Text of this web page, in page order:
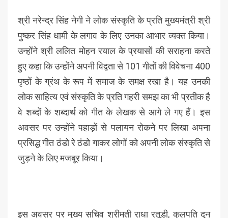
श्री नरेन्द्र सिंह नेगी ने लोक संस्कृति के प्रति मुख्यमंत्री श्री
पुष्कर सिंह धामी के लगाव के लिए उनका आभार व्यक्त किया।
उन्होंने श्री ललित मोहन रयाल के प्रयासों की सराहना करते
हुए कहा कि उन्होंने अपनी विद्वता से 101 गीतों की विवेचना 400
पृष्ठों के ग्रंथ के रूप में समाज के समक्ष रखा है। यह उनकी
लोक साहित्य एवं संस्कृति के प्रति गहरी समझ का भी प्रतीक है
वे शब्दों के शब्दार्थ को गीत के लेखक से आगे ले गए हैं। इस
अवसर पर उन्होंने पहाड़ों से पलायन रोकने पर लिखा अपना
प्रसिद्ध गीत ठंडो रे ठंडो गाकर लोगों को अपनी लोक संस्कृति से
जुड़ने के लिए मजबूर किया।
इस अवसर पर मुख्य सचिव श्रीमती राधा रतूडी, कुलपति दून